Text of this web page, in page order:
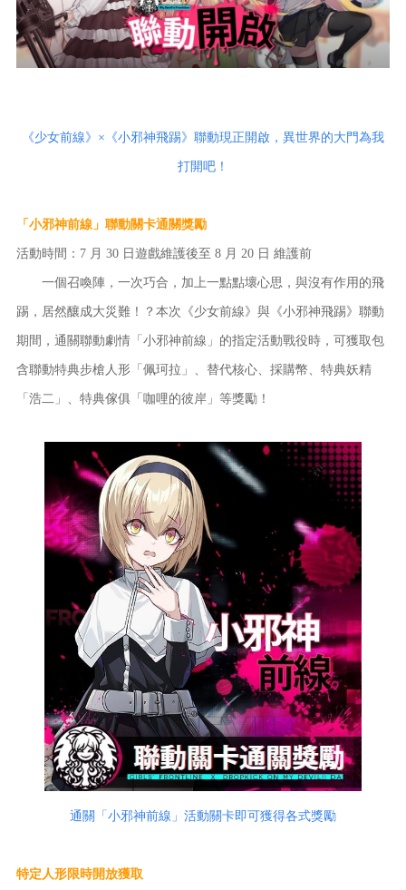
《少女前線》×《小邪神飛踢》聯動現正開啟，異世界的大門為我
打開吧！
「小邪神前線」聯動關卡通關獎勵
活動時間：7 月 30 日遊戲維護後至 8 月 20 日 維護前
一個召喚陣，一次巧合，加上一點點壞心思，與沒有作用的飛
踢，居然釀成大災難！？本次《少女前線》與《小邪神飛踢》聯動
期間，通關聯動劇情「小邪神前線」的指定活動戰役時，可獲取包
含聯動特典步槍人形「佩珂拉」、替代核心、採購幣、特典妖精
「浩二」、特典傢俱「咖哩的彼岸」等獎勵！
通關「小邪神前線」活動關卡即可獲得各式獎勵
特定人形限時開放獲取